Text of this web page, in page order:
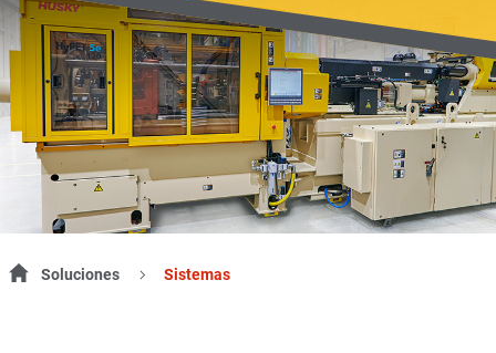
Soluciones Sistemas